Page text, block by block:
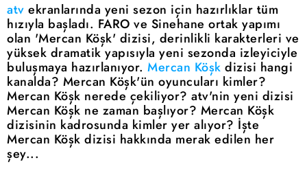
atv ekranlarında yeni sezon için hazırlıklar tüm
hızıyla başladı. FARO ve Sinehane ortak yapımı
olan 'Mercan Köşk' dizisi, derinlikli karakterleri ve
yüksek dramatik yapısıyla yeni sezonda izleyiciyle
buluşmaya hazırlanıyor. Mercan Köşk dizisi hangi
kanalda? Mercan Köşk'ün oyuncuları kimler?
Mercan Köşk nerede çekiliyor? atv'nin yeni dizisi
Mercan Köşk ne zaman başlıyor? Mercan Köşk
dizisinin kadrosunda kimler yer alıyor? İşte
Mercan Köşk dizisi hakkında merak edilen her
şey...